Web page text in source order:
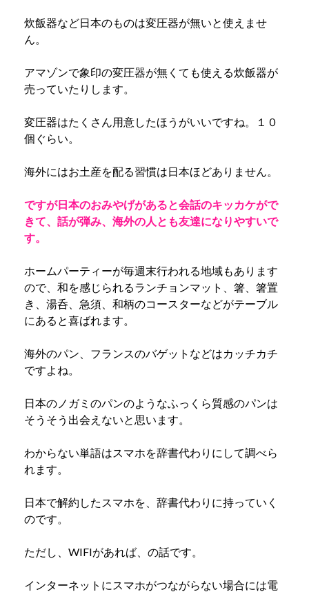
炊飯器など日本のものは変圧器が無いと使えませ
ん。
アマゾンで象印の変圧器が無くても使える炊飯器が
売っていたりします。
変圧器はたくさん用意したほうがいいですね。１０
個ぐらい。
海外にはお土産を配る習慣は日本ほどありません。
ですが日本のおみやげがあると会話のキッカケがで
きて、話が弾み、海外の人とも友達になりやすいで
す。
ホームパーティーが毎週末行われる地域もあります
ので、和を感じられるランチョンマット、箸、箸置
き、湯呑、急須、和柄のコースターなどがテーブル
にあると喜ばれます。
海外のパン、フランスのバゲットなどはカッチカチ
ですよね。
日本のノガミのパンのようなふっくら質感のパンは
そうそう出会えないと思います。
わからない単語はスマホを辞書代わりにして調べら
れます。
日本で解約したスマホを、辞書代わりに持っていく
のです。
ただし、WIFIがあれば、の話です。
インターネットにスマホがつながらない場合には電